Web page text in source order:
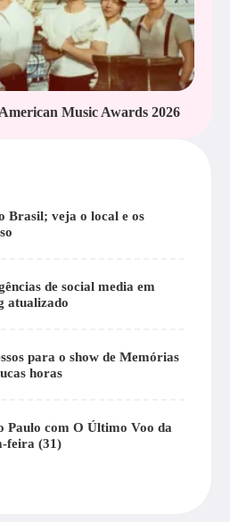
Music Awards 2026
Brasil; veja o local e os
de social media em
atualizado
para o show de Memórias
horas
Paulo com O Último Voo da
feira (31)